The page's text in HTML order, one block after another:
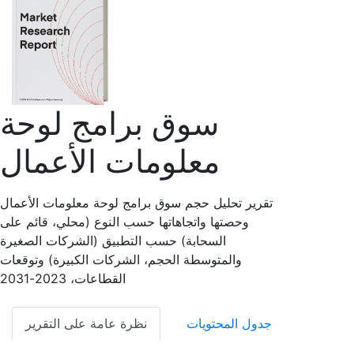
سوق برامج لوحة
معلومات الأعمال
تقرير تحليل حجم سوق برامج لوحة معلومات الأعمال
وحصتها واتجاهاتها حسب النوع (محلي، قائم على
السحابة) حسب التطبيق (الشركات الصغيرة
والمتوسطة الحجم، الشركات الكبيرة) وتوقعات
القطاعات، 2023-2031
نظرة عامة على التقرير جدول المحتويات